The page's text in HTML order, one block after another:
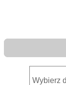
Wybierz